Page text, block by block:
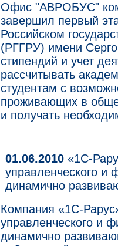
Офис "АВРОБУС"
завершил первый
Российском
(РГГРУ) имени
стипендий и учет
рассчитывать
студентам с
проживающих в
и получать
01.06.2010 «1С-
управленческого и
динамично
Компания «1С-
управленческого и
динамично